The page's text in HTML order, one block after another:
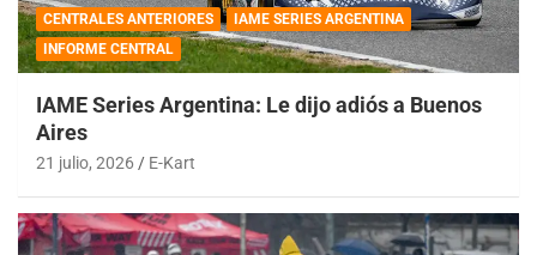
CENTRALES ANTERIORES
IAME SERIES ARGENTINA
INFORME CENTRAL
IAME Series Argentina: Le dijo adiós a Buenos
Aires
21 julio, 2026 E-Kart